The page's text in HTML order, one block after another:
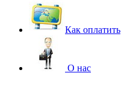
Как оплатить
О нас